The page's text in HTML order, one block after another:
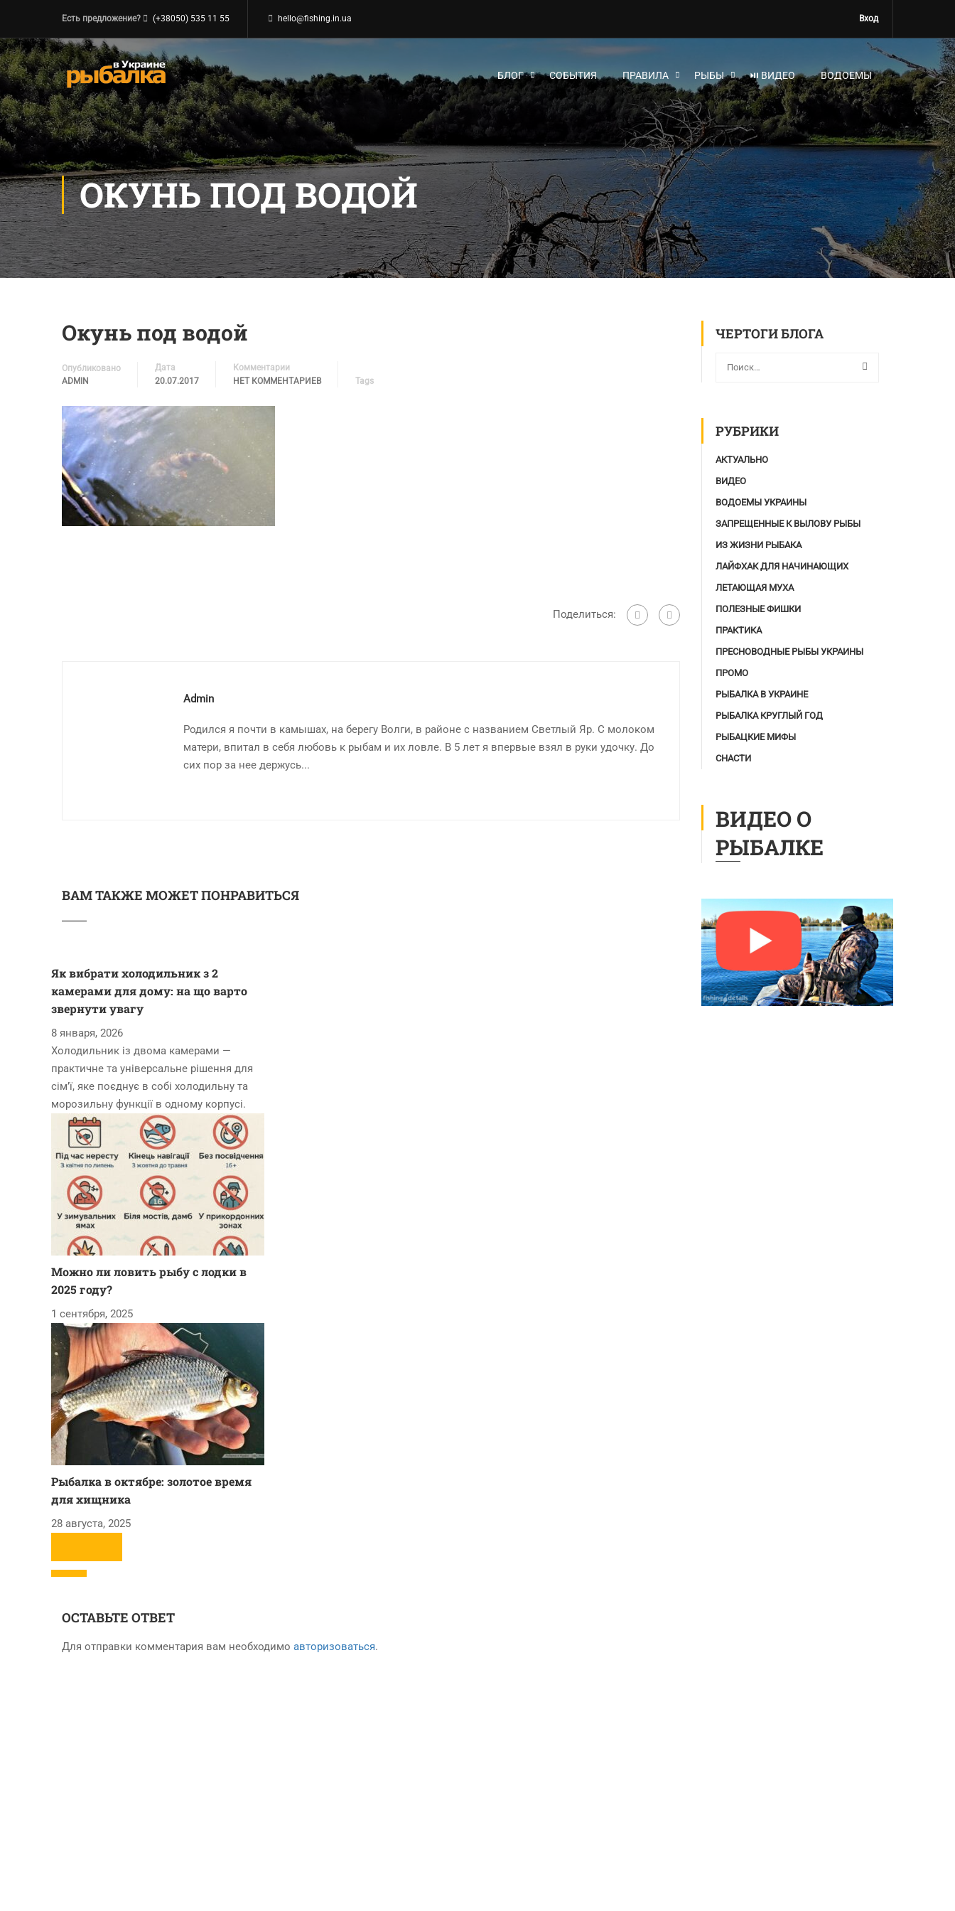
Есть предложение? (+38050) 535 11 55 hello@fishing.in.ua Вход
БЛОГ СОБЫТИЯ ПРАВИЛА РЫБЫ ⏯ ВИДЕО ВОДОЕМЫ
ОКУНЬ ПОД ВОДОЙ
Окунь под водой
Опубликовано
ADMIN
Дата
20.07.2017
Комментарии
НЕТ КОММЕНТАРИЕВ
Tags
Поделиться:
Admin
Родился я почти в камышах, на берегу Волги, в районе с названием Светлый Яр. С молоком
матери, впитал в себя любовь к рыбам и их ловле. В 5 лет я впервые взял в руки удочку. До
сих пор за нее держусь...
ВАМ ТАКЖЕ МОЖЕТ ПОНРАВИТЬСЯ
Як вибрати холодильник з 2
камерами для дому: на що варто
звернути увагу
8 января, 2026
Холодильник із двома камерами —
практичне та універсальне рішення для
сім’ї, яке поєднує в собі холодильну та
морозильну функції в одному корпусі.
Можно ли ловить рыбу с лодки в
2025 году?
1 сентября, 2025
Рыбалка в октябре: золотое время
для хищника
28 августа, 2025
ОСТАВЬТЕ ОТВЕТ
Для отправки комментария вам необходимо авторизоваться.
ЧЕРТОГИ БЛОГА
РУБРИКИ
АКТУАЛЬНО
ВИДЕО
ВОДОЕМЫ УКРАИНЫ
ЗАПРЕЩЕННЫЕ К ВЫЛОВУ РЫБЫ
ИЗ ЖИЗНИ РЫБАКА
ЛАЙФХАК ДЛЯ НАЧИНАЮЩИХ
ЛЕТАЮЩАЯ МУХА
ПОЛЕЗНЫЕ ФИШКИ
ПРАКТИКА
ПРЕСНОВОДНЫЕ РЫБЫ УКРАИНЫ
ПРОМО
РЫБАЛКА В УКРАИНЕ
РЫБАЛКА КРУГЛЫЙ ГОД
РЫБАЦКИЕ МИФЫ
СНАСТИ
ВИДЕО О
РЫБАЛКЕ